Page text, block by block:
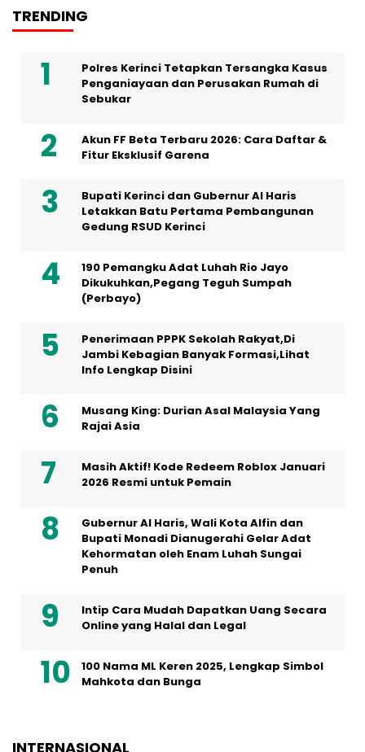
TRENDING
Polres Kerinci Tetapkan Tersangka Kasus
Penganiayaan dan Perusakan Rumah di
Sebukar
Akun FF Beta Terbaru 2026: Cara Daftar &
Fitur Eksklusif Garena
Bupati Kerinci dan Gubernur Al Haris
Letakkan Batu Pertama Pembangunan
Gedung RSUD Kerinci
190 Pemangku Adat Luhah Rio Jayo
Dikukuhkan,Pegang Teguh Sumpah
(Perbayo)
Penerimaan PPPK Sekolah Rakyat,Di
Jambi Kebagian Banyak Formasi,Lihat
Info Lengkap Disini
Musang King: Durian Asal Malaysia Yang
Rajai Asia
Masih Aktif! Kode Redeem Roblox Januari
2026 Resmi untuk Pemain
Gubernur Al Haris, Wali Kota Alfin dan
Bupati Monadi Dianugerahi Gelar Adat
Kehormatan oleh Enam Luhah Sungai
Penuh
Intip Cara Mudah Dapatkan Uang Secara
Online yang Halal dan Legal
100 Nama ML Keren 2025, Lengkap Simbol
Mahkota dan Bunga
INTERNASIONAL